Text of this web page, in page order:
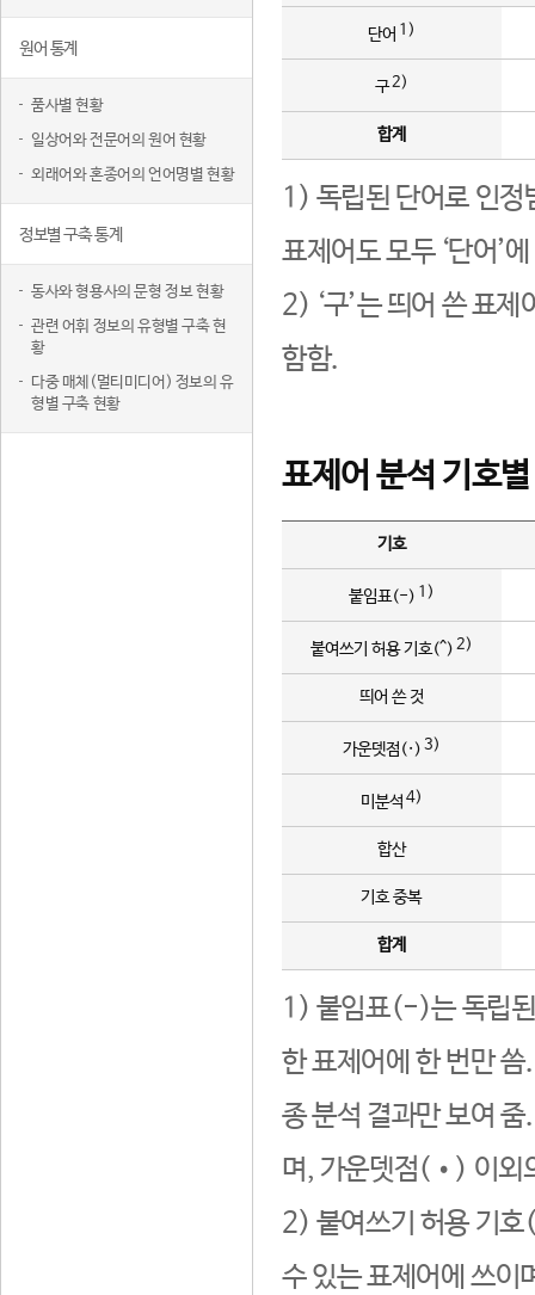
원어 통계
품사별 현황
일상어와 전문어의 원어 현황
외래어와 혼종어의 언어명별 현황
정보별 구축 통계
동사와 형용사의 문형 정보 현황
관련 어휘 정보의 유형별 구축 현
황
다중 매체(멀티미디어) 정보의 유
형별 구축 현황
단어 1)
구2)
합계
1) 독립된 단어로 인정
표제어도 모두 ‘단어’
2) ‘구’는 띄어 쓴 표
함함.
표제어 분석 기호
기호
붙임표(-) 1)
붙여쓰기 허용 기호(^) 2)
띄어 쓴 것
가운뎃점(·) 3)
미분석 4)
합산
기호 중복
합계
1) 붙임표(-)는 독립된
한 표제어에 한 번만
종 분석 결과만 보여
며, 가운뎃점(•) 이외
2) 붙여쓰기 허용 기호
수 있는 표제어에 쓰이